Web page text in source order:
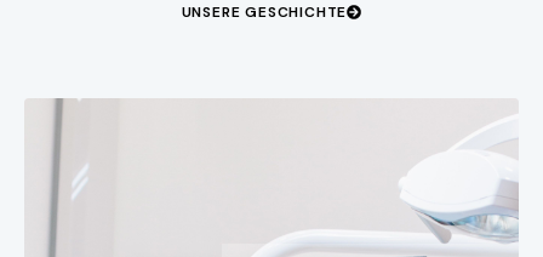
UNSERE GESCHICHTE